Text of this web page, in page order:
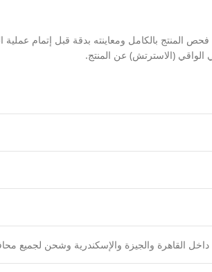
المنتج بالكامل ومعاينته بدقة قبل إتمام عملية